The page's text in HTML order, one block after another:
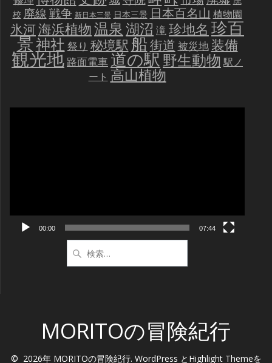
校 廃線戦争 新日本三景 日本三景 日本百名山 植物園
氷河海浜植物温泉湖沼 滝珍地名 珍百
景神社 祭り 秘境駅船街道 被災地 装備
観光地 路面電車道の駅野生動物 駅ノ
ート 高山植物
00:00 07:44
索:
MORITOの冒険紀行
© 2026年 MORITOの冒険紀行. WordPress と Highlight Themeを